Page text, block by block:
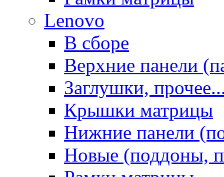
Lenovo
В сборе
Верхние панели
Заглушки,
Крышки матрицы
Нижние панели
Новые (поддоны,